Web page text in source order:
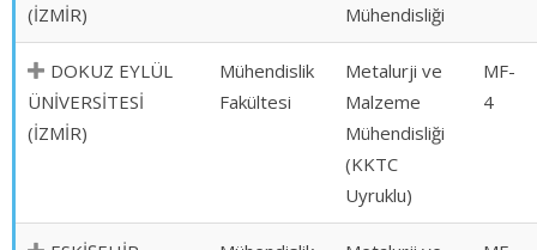
(İZMİR)
Mühendisliği
DOKUZ EYLÜL
ÜNİVERSİTESİ
(İZMİR)
Mühendislik
Fakültesi
Metalurji ve
Malzeme
Mühendisliği
(KKTC
Uyruklu)
MF-
4